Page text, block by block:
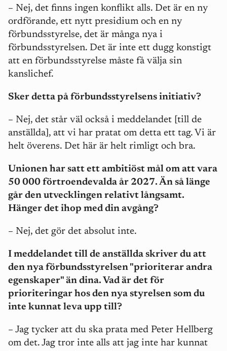
– Nej, det finns ingen konflikt alls. Det är en ny
ordförande, ett nytt presidium och en ny
förbundsstyrelse, det är många nya i
förbundsstyrelsen. Det är inte ett dugg konstigt
att en förbundsstyrelse måste få välja sin
kanslichef.
Sker detta på förbundsstyrelsens initiativ?
– Nej, det står väl också i meddelandet [till de
anställda], att vi har pratat om detta ett tag. Vi är
helt överens. Det här är helt rimligt och bra.
Unionen har satt ett ambitiöst mål om att vara
50 000 förtroendevalda år 2027. Än så länge
går den utvecklingen relativt långsamt.
Hänger det ihop med din avgång?
– Nej, det gör det absolut inte.
I meddelandet till de anställda skriver du att
den nya förbundsstyrelsen "prioriterar andra
egenskaper" än dina. Vad är det för
prioriteringar hos den nya styrelsen som du
inte kunnat leva upp till?
– Jag tycker att du ska prata med Peter Hellberg
om det. Jag tror inte alls att jag inte har kunnat